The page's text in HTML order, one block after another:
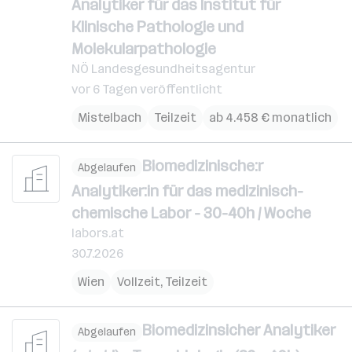
Analytiker für das Institut für
Klinische Pathologie und
Molekularpathologie
NÖ Landesgesundheitsagentur
vor 6 Tagen veröffentlicht
Mistelbach
Teilzeit ab 4.458 € monatlich
Abgelaufen Biomedizinische:r
Analytiker:in für das medizinisch-
chemische Labor - 30-40h / Woche
labors.at
30.7.2026
Wien
Vollzeit, Teilzeit
Abgelaufen Biomedizinsicher Analytiker